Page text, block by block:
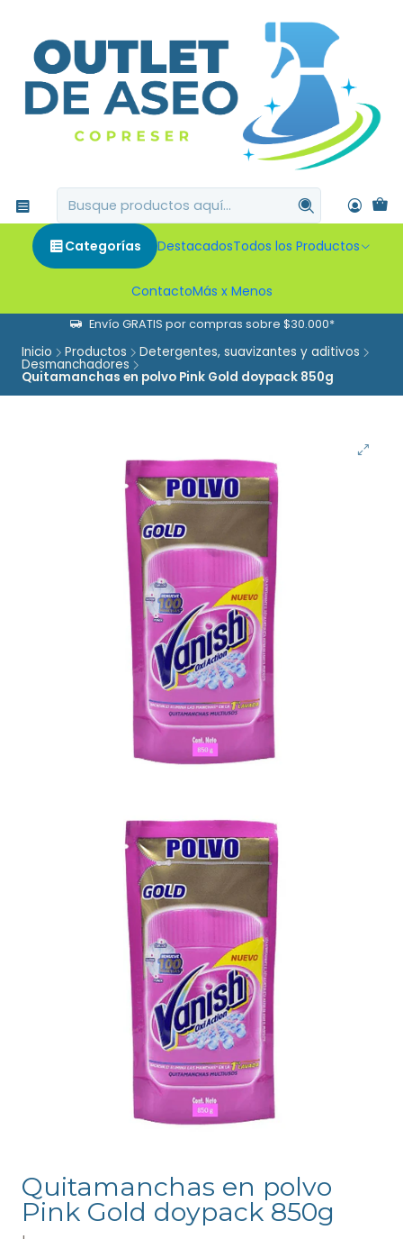
Categorías DestacadosTodos los Productos
ContactoMás x Menos
Envío GRATIS por compras sobre $30.000*
Inicio Productos Detergentes, suavizantes y aditivos
Desmanchadores
Quitamanchas en polvo Pink Gold doypack 850g
Quitamanchas en polvo
Pink Gold doypack 850g